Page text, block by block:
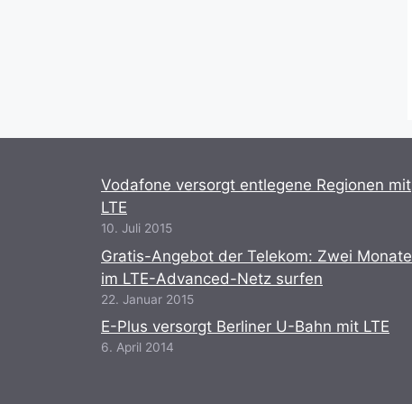
Vodafone versorgt entlegene Regionen mit
LTE
10. Juli 2015
Gratis-Angebot der Telekom: Zwei Monate
im LTE-Advanced-Netz surfen
22. Januar 2015
E-Plus versorgt Berliner U-Bahn mit LTE
6. April 2014